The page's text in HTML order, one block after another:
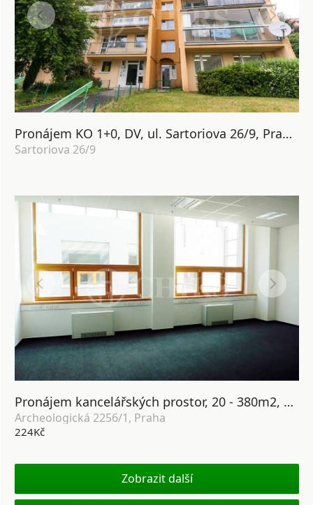
Pronájem KO 1+0, DV, ul. Sartoriova 26/9, Praha 6 - Břevnov
Sartoriova 26/9
Pronájem kancelářských prostor, 20 - 380m2, ul. Archeologická 2256/1, Praha 5 - Lužiny
Archeologická 2256/1, Praha
224Kč
Zobrazit další